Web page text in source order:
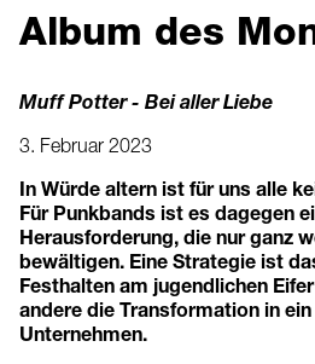
Album des
Muff Potter - Bei aller Liebe
3. Februar 2023
In Würde altern ist für uns alle
Für Punkbands ist es dagegen
Herausforderung, die nur ganz
bewältigen. Eine Strategie ist
Festhalten am jugendlichen
andere die Transformation in
Unternehmen.